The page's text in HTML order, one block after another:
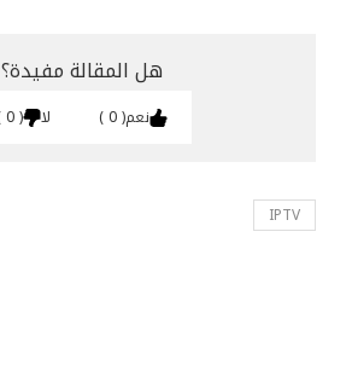
هل المقالة مفيدة؟
نعم 0 لا 0
IPTV